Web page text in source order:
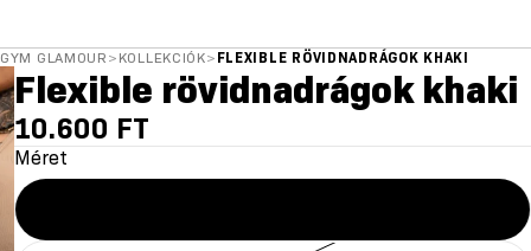
GYM GLAMOUR > KOLLEKCIÓK> FLEXIBLE RÖVIDNADRÁGOK KHAKI
Flexible rövidnadrágok khaki
10.600 FT
Méret